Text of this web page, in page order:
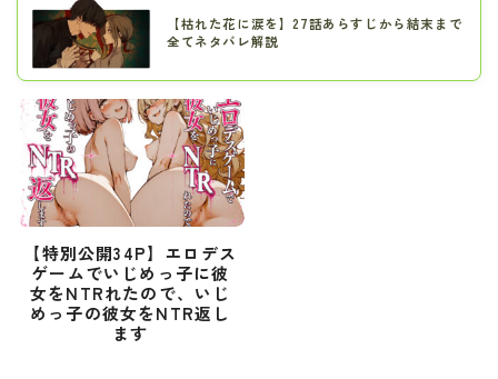
【枯れた花に涙を】27話あらすじから結末まで
全てネタバレ解説
【特別公開34P】エロデス
ゲームでいじめっ子に彼
女をNTRれたので、いじ
めっ子の彼女をNTR返し
ます